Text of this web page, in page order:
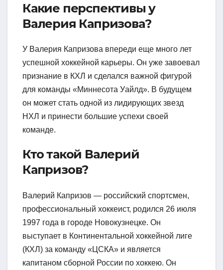
Какие перспективы у
Валерия Капризова?
У Валерия Капризова впереди еще много лет
успешной хоккейной карьеры. Он уже завоевал
признание в КХЛ и сделался важной фигурой
для команды «Миннесота Уайлд». В будущем
он может стать одной из лидирующих звезд
НХЛ и принести большие успехи своей
команде.
Кто такой Валерий
Капризов?
Валерий Капризов — российский спортсмен,
профессиональный хоккеист, родился 26 июля
1997 года в городе Новокузнецке. Он
выступает в Континентальной хоккейной лиге
(КХЛ) за команду «ЦСКА» и является
капитаном сборной России по хоккею. Он